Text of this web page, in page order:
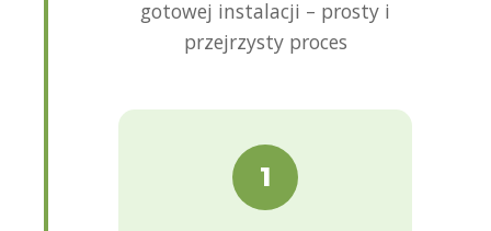
gotowej instalacji – prosty i
przejrzysty proces
1